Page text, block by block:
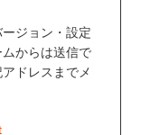
ジョン・設定
からは送信で
ドレスまでメ